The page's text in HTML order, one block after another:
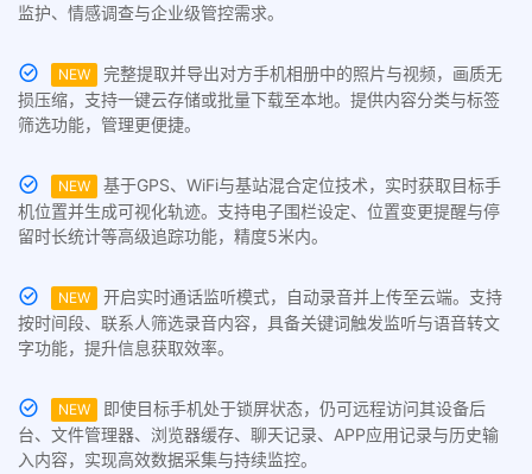
监护、情感调查与企业级管控需求。
NEW
完整提取并导出对方手机相册中的照片与视频，画质无
损压缩，支持一键云存储或批量下载至本地。提供内容分类与标签
筛选功能，管理更便捷。
NEW
基于GPS、WiFi与基站混合定位技术，实时获取目标手
机位置并生成可视化轨迹。支持电子围栏设定、位置变更提醒与停
留时长统计等高级追踪功能，精度5米内。
NEW
开启实时通话监听模式，自动录音并上传至云端。支持
按时间段、联系人筛选录音内容，具备关键词触发监听与语音转文
字功能，提升信息获取效率。
NEW
即使目标手机处于锁屏状态，仍可远程访问其设备后
台、文件管理器、浏览器缓存、聊天记录、APP应用记录与历史输
入内容，实现高效数据采集与持续监控。